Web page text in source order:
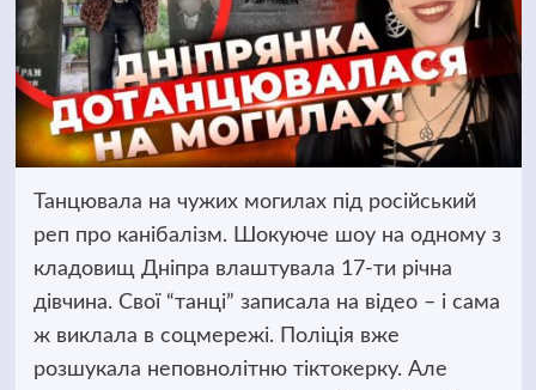
Танцювала на чужих могилах під російський
реп про канібалізм. Шокуюче шоу на одному з
кладовищ Дніпра влаштувала 17-ти річна
дівчина. Свої “танці” записала на відео – і сама
ж виклала в соцмережі. Поліція вже
розшукала неповнолітню тіктокерку. Але